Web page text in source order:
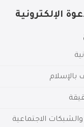
الإلكترونية
بالإسلام
الاجتماعية